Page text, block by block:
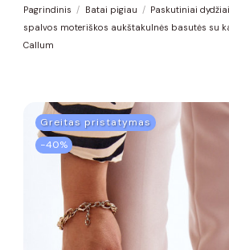
Pagrindinis Batai pigiau Paskutiniai dydžiai
spalvos moteriškos aukštakulnės basutės su
Callum
Greitas pristatymas
−40%